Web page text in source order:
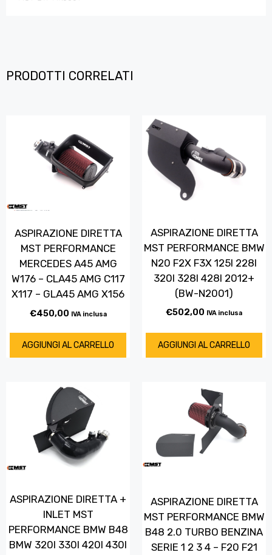
PRODOTTI CORRELATI
ASPIRAZIONE DIRETTA
MST PERFORMANCE
MERCEDES A45 AMG
W176 – CLA45 AMG C117
X117 – GLA45 AMG X156
€450,00 IVA inclusa
AGGIUNGI AL CARRELLO
ASPIRAZIONE DIRETTA
MST PERFORMANCE BMW
N20 F2X F3X 125I 228I
320I 328I 428I 2012+
(BW-N2001)
€502,00 IVA inclusa
AGGIUNGI AL CARRELLO
ASPIRAZIONE DIRETTA +
INLET MST
PERFORMANCE BMW B48
BMW 320I 330I 420I 430I
ASPIRAZIONE DIRETTA
MST PERFORMANCE BMW
B48 2.0 TURBO BENZINA
SERIE 1 2 3 4 – F20 F21